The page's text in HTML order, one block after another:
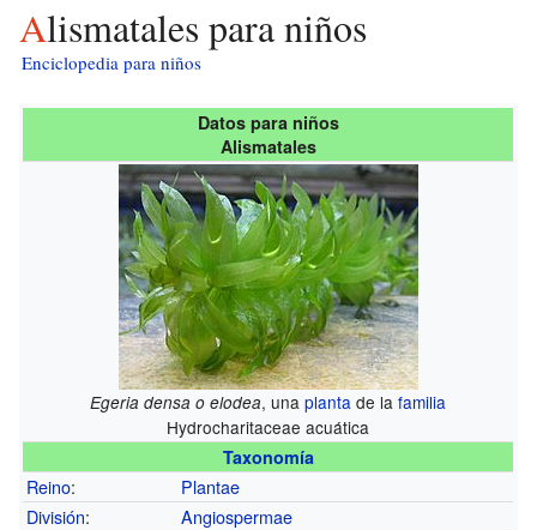
Alismatales para niños
Enciclopedia para niños
Datos para niños
Alismatales
Egeria densa o elodea, unaplanta de lafamilia
Hydrocharitaceae acuática
Taxonomía
Reino:
Plantae
División:
Angiospermae